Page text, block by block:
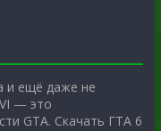
и ещё даже не
— это
GTA. Скачать ГТА 6